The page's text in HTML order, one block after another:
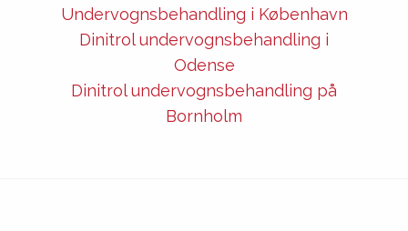
Undervognsbehandling i København
Dinitrol undervognsbehandling i
Odense
Dinitrol undervognsbehandling på
Bornholm